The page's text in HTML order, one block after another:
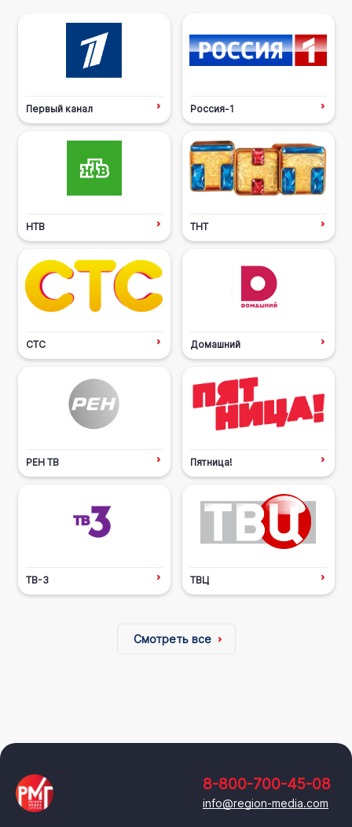
Первый канал Россия-1
НТВ ТНТ
СТС Домашний
РЕН ТВ Пятница!
ТВ-3 ТВЦ
Смотреть все
8-800-700-45-08
info@region-media.com